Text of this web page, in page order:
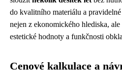
do kvalitního materiálu a
nejen z ekonomického hlediska,
estetické hodnoty a funkčnosti
Cenové kalkulace a